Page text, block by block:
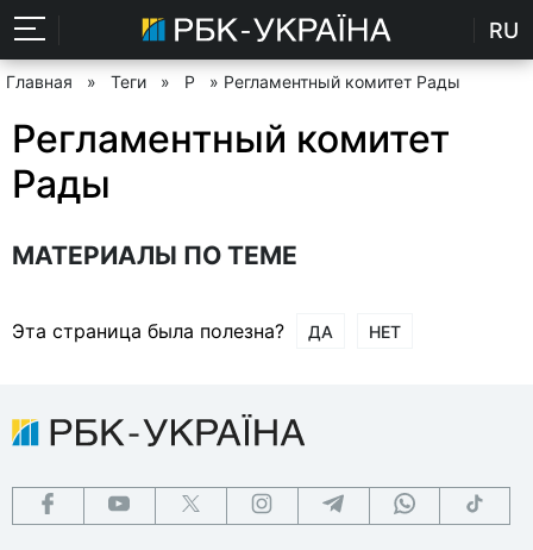
RU
Главная » Теги » Р » Регламентный комитет Рады
Регламентный комитет
Рады
МАТЕРИАЛЫ ПО ТЕМЕ
Эта страница была полезна? ДА НЕТ